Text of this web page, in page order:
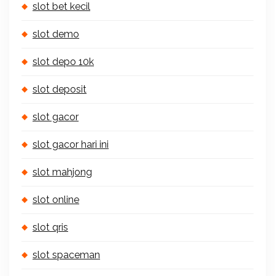
slot bet kecil
slot demo
slot depo 10k
slot deposit
slot gacor
slot gacor hari ini
slot mahjong
slot online
slot qris
slot spaceman